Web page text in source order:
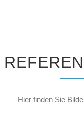
Hier finden Sie